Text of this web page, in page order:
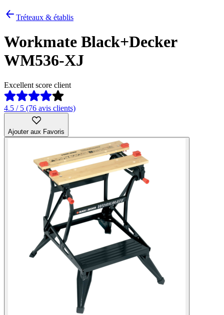
Tréteaux & établis
Workmate Black+Decker
WM536-XJ
Excellent score client
4.5 / 5 (76 avis clients)
Ajouter aux Favoris